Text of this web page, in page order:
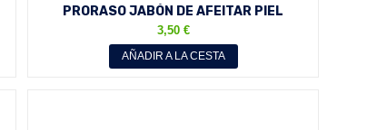
PRORASO JABÓN DE AFEITAR PIEL
SENSIBLE 150 ML
3,50 €
AÑADIR A LA CESTA